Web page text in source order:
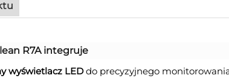
R7A integruje
wyświetlacz LEDdo precyzyjnego